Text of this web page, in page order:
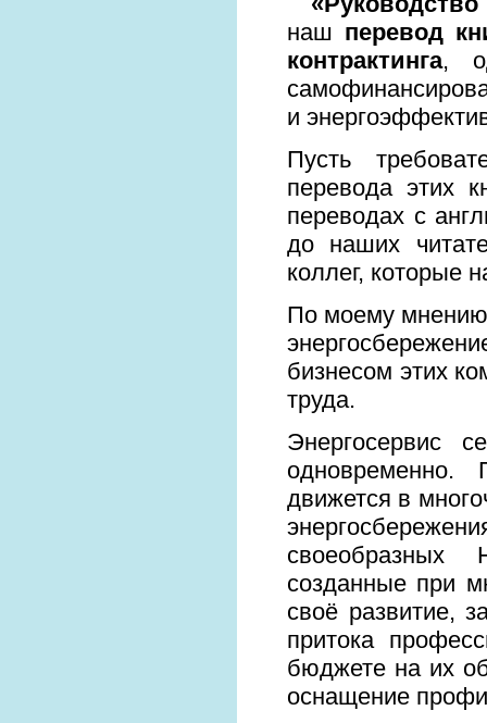
наш перевод
контрактинга,
и
Пусть
перевода этих
переводах с
до наших
коллег, которые
По моему
бизнесом этих
труда.
Энергосервис
движется в
своеобразных
созданные при
своё развитие,
притока
бюджете на их
оснащение